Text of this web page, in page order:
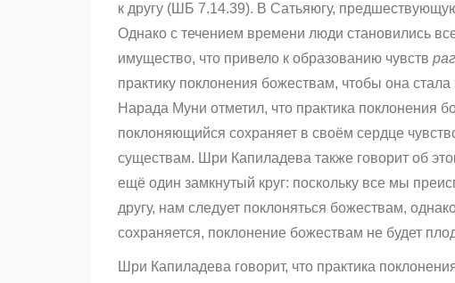
к другу (ШБ 7.14.39). В Сатьяюгу,
Однако с течением времени люди становились
имущество, что привело к образованию чувств
практику поклонения божествам, чтобы она
Нарада Муни отметил, что практика поклонения
поклоняющийся сохраняет в своём сердце
существам. Шри Капиладева также говорит об
ещё один замкнутый круг: поскольку все мы
другу, нам следует поклоняться божествам,
сохраняется, поклонение божествам не будет
Шри Капиладева говорит, что практика